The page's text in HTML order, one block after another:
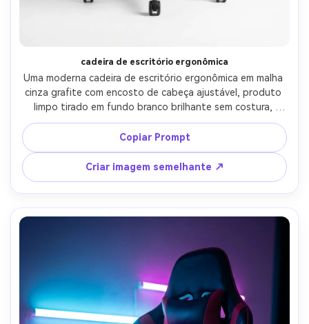
cadeira de escritório ergonômica
Uma moderna cadeira de escritório ergonômica em malha
cinza grafite com encosto de cabeça ajustável, produto
limpo tirado em fundo branco brilhante sem costura,
mesmo iluminação de estúdio com sombra mínima, tirado
em Canon R5, 90mm, f/9, textura de malha fotorealista,
detalhes nítidos, estilo de listagem de comércio
eletrônico, proporções precisas-AR 4:5
Copiar Prompt
Criar imagem semelhante ↗